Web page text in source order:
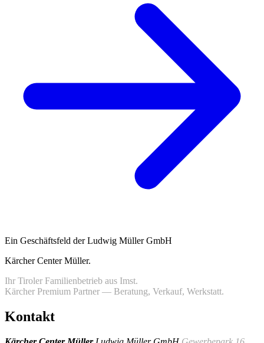
Ein Geschäftsfeld der Ludwig Müller GmbH
Kärcher Center Müller.
Ihr Tiroler Familienbetrieb aus Imst.
Kärcher Premium Partner — Beratung, Verkauf, Werkstatt.
Kontakt